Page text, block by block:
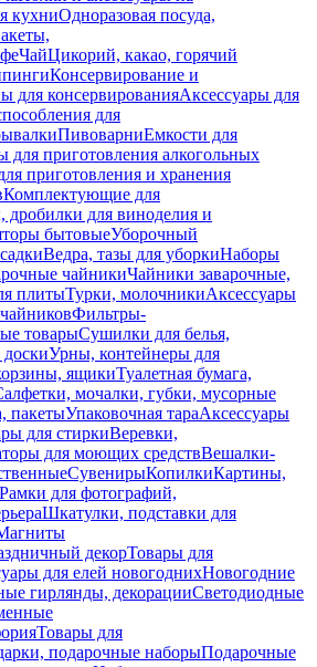
кухниОдноразовая посуда,
ЧайЦикорий, какао, горячий
Консервирование и
для консервированияАксессуары для
для
ПивоварниЕмкости для
для приготовления алкогольных
приготовления и хранения
Комплектующие для
дробилки для виноделия и
бытовыеУборочный
Ведра, тазы для уборкиНаборы
чайникиЧайники заварочные,
плитыТурки, молочникиАксессуары
Фильтры-
товарыСушилки для белья,
Урны, контейнеры для
ящикиТуалетная бумага,
мочалки, губки, мусорные
пакетыУпаковочная тараАксессуары
для стиркиВеревки,
для моющих средствВешалки-
СувенирыКопилкиКартины,
Рамки для фотографий,
Шкатулки, подставки для
декорТовары для
для елей новогоднихНовогодние
гирлянды, декорацииСветодиодные
Товары для
подарочные наборыПодарочные